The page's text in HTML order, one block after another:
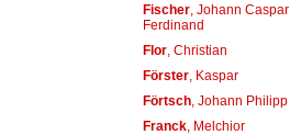
Fischer, Johann Caspar
Ferdinand
Flor, Christian
Förster, Kaspar
Förtsch, Johann Philipp
Franck, Melchior